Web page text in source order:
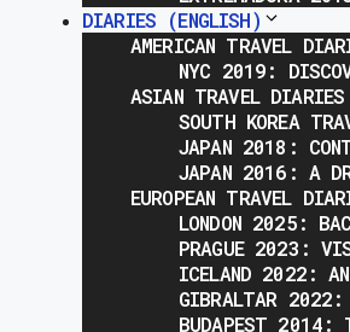
DIARIES (ENGLISH)
AMERICAN TRAVEL
NYC 2019:
ASIAN TRAVEL DIARIES
SOUTH KOREA
JAPAN 2018:
JAPAN 2016: A
EUROPEAN TRAVEL
LONDON 2025:
PRAGUE 2023:
ICELAND 2022:
GIBRALTAR 2022:
BUDAPEST 2014: